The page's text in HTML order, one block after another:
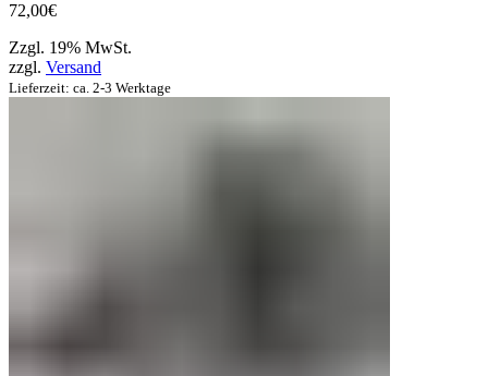
72,00€
Zzgl. 19% MwSt.
zzgl. Versand
Lieferzeit: ca. 2-3 Werktage